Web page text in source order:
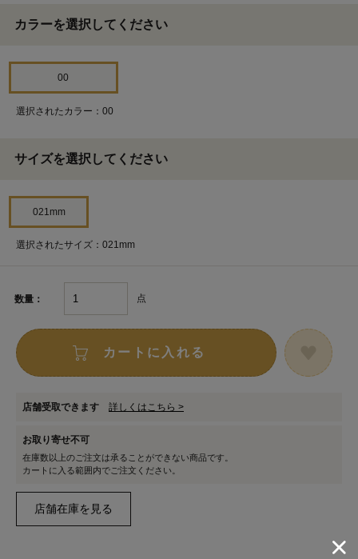
カラーを選択してください
00
選択されたカラー：00
サイズを選択してください
021mm
選択されたサイズ：021mm
数量： 点
カートに入れる
店舗受取できます 詳しくはこちら >
お取り寄せ不可
在庫数以上のご注文は承ることができない商品です。
カートに入る範囲内でご注文ください。